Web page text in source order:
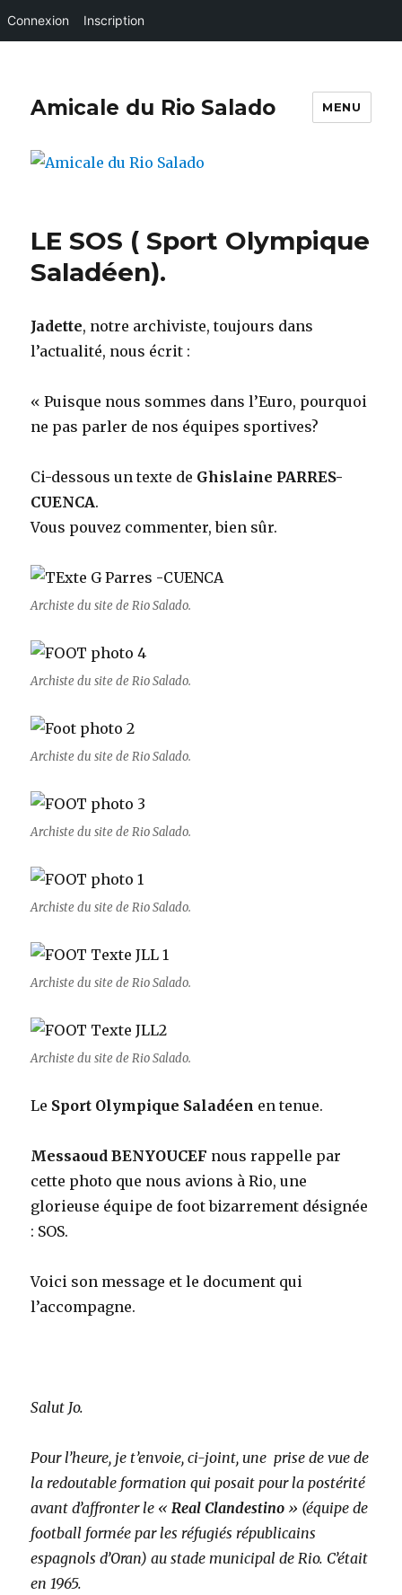
Connexion Inscription
Amicale du Rio Salado MENU
LE SOS ( Sport Olympique
Saladéen).
Jadette, notre archiviste, toujours dans
l’actualité, nous écrit :
« Puisque nous sommes dans l’Euro, pourquoi
ne pas parler de nos équipes sportives?
Ci-dessous un texte de Ghislaine PARRES-
CUENCA.
Vous pouvez commenter, bien sûr.
Archiste du site de Rio Salado.
Archiste du site de Rio Salado.
Archiste du site de Rio Salado.
Archiste du site de Rio Salado.
Archiste du site de Rio Salado.
Archiste du site de Rio Salado.
Archiste du site de Rio Salado.
Le Sport Olympique Saladéen en tenue.
Messaoud BENYOUCEF nous rappelle par
cette photo que nous avions à Rio, une
glorieuse équipe de foot bizarrement désignée
: SOS.
Voici son message et le document qui
l’accompagne.
Salut Jo.
Pour l’heure, je t’envoie, ci-joint, une prise de vue de
la redoutable formation qui posait pour la postérité
avant d’affronter le « Real Clandestino » (équipe de
football formée par les réfugiés républicains
espagnols d’Oran) au stade municipal de Rio. C’était
en 1965.